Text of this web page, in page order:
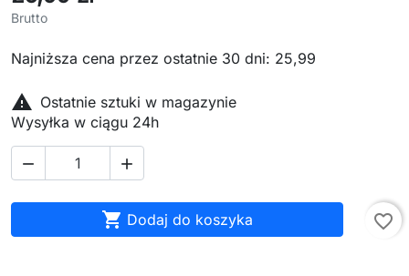
Brutto
Najniższa cena przez ostatnie 30 dni: 25,99
 Ostatnie sztuki w magazynie
Wysyłka w ciągu 24h
 
 Dodaj do koszyka favorite_border